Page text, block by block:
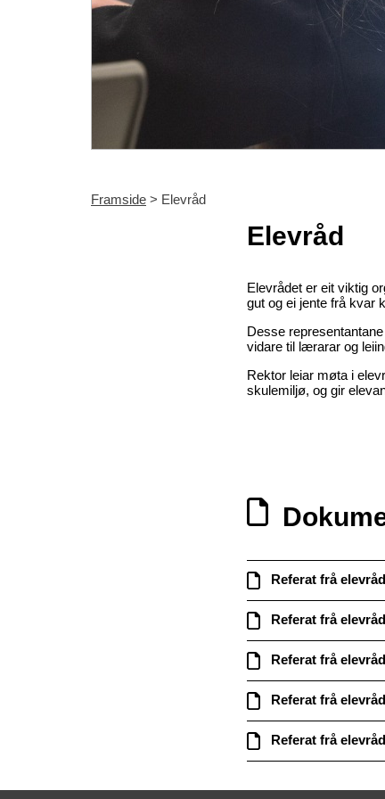
Framside > Elevråd
Elevråd
Elevrådet er eit viktig
gut og ei jente frå kvar
Desse
vidare til lærarar og
Rektor leiar møta i
skulemiljø, og gir
Referat frå
Referat frå
Referat frå
Referat frå
Referat frå